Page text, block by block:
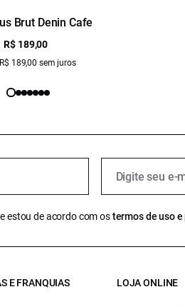
Brut Denin Cafe
R$ 189,00
189,00 sem juros
estou de acordo com ostermos de uso
E FRANQUIAS LOJA ONLINE